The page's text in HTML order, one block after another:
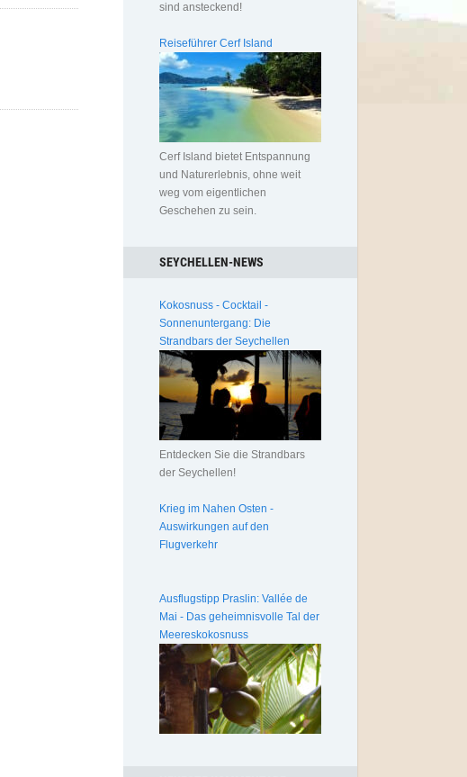
sind ansteckend!
Reiseführer Cerf Island
Cerf Island bietet Entspannung
und Naturerlebnis, ohne weit
weg vom eigentlichen
Geschehen zu sein.
SEYCHELLEN-NEWS
Kokosnuss - Cocktail -
Sonnenuntergang: Die
Strandbars der Seychellen
Entdecken Sie die Strandbars
der Seychellen!
Krieg im Nahen Osten -
Auswirkungen auf den
Flugverkehr
Ausflugstipp Praslin: Vallée de
Mai - Das geheimnisvolle Tal der
Meereskokosnuss